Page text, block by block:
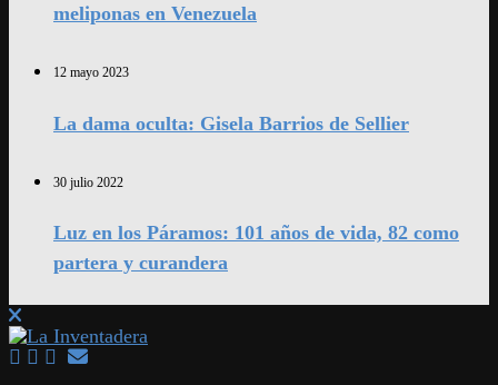
meliponas en Venezuela
12 mayo 2023
La dama oculta: Gisela Barrios de Sellier
30 julio 2022
Luz en los Páramos: 101 años de vida, 82 como
partera y curandera